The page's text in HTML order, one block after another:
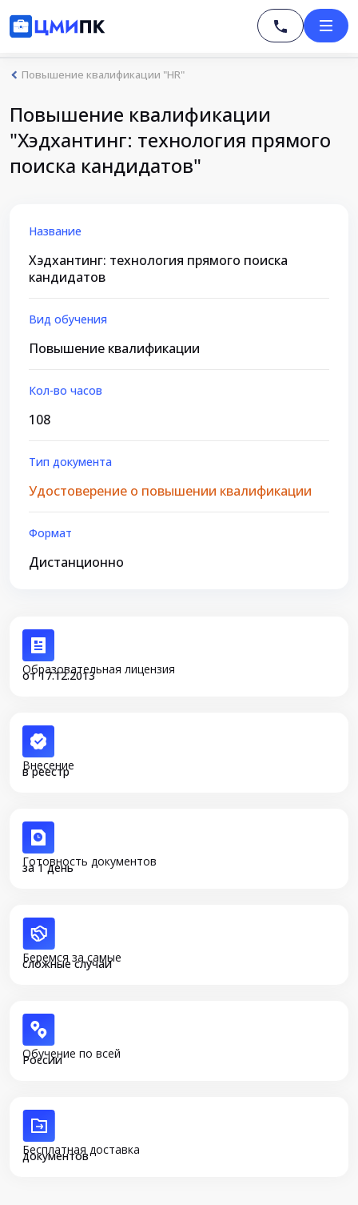
Повышение квалификации "HR"
Повышение квалификации
"Хэдхантинг: технология прямого
поиска кандидатов"
Название
Хэдхантинг: технология прямого поиска
кандидатов
Вид обучения
Повышение квалификации
Кол-во часов
108
Тип документа
Удостоверение о повышении квалификации
Формат
Дистанционно
Образовательная лицензия
от 17.12.2013
Внесение
в реестр
Готовность документов
за 1 день
Беремся за самые
сложные случаи
Обучение по всей
России
Бесплатная доставка
документов